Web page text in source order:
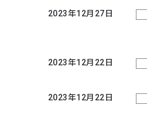
2023年12月27日
2023年12月22日
2023年12月22日